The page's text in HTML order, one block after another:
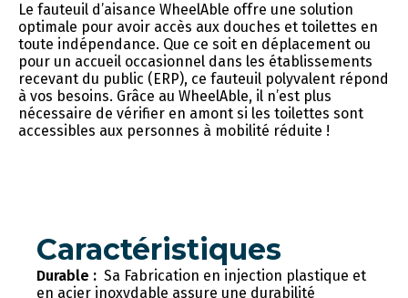
Le fauteuil d’aisance WheelAble offre une solution
optimale pour avoir accès aux douches et toilettes en
toute indépendance. Que ce soit en déplacement ou
pour un accueil occasionnel dans les établissements
recevant du public (ERP), ce fauteuil polyvalent répond
à vos besoins. Grâce au WheelAble, il n’est plus
nécessaire de vérifier en amont si les toilettes sont
accessibles aux personnes à mobilité réduite !
Caractéristiques
Durable : Sa Fabrication en injection plastique et
en acier inoxydable assure une durabilité